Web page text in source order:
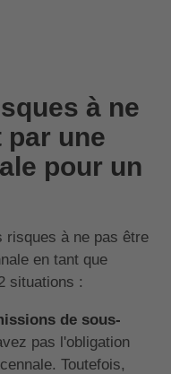
à ne
par une
pour un
risques à ne pas être
en tant que
situations :
de sous-
pas l'obligation
Toutefois,